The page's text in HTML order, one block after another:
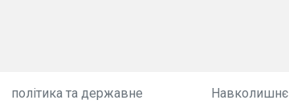
політика та державне
Навколишнє